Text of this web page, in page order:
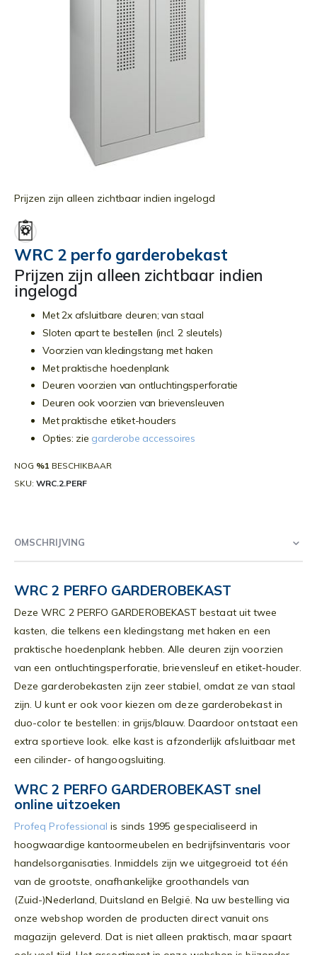
naar
begin
van
de
afbeeldingen-
gallerij
WRC 2 perfo garderobekast
Prijzen zijn alleen zichtbaar indien
ingelogd
Met 2x afsluitbare deuren; van staal
Sloten apart te bestellen (incl. 2 sleutels)
Voorzien van kledingstang met haken
Met praktische hoedenplank
Deuren voorzien van ontluchtingsperforatie
Deuren ook voorzien van brievensleuven
Met praktische etiket-houders
Opties: zie garderobe accessoires
NOG %1 BESCHIKBAAR
SKU WRC.2.PERF
Prijzen zijn alleen zichtbaar indien ingelogd
OMSCHRIJVING
WRC 2 PERFO GARDEROBEKAST
Deze WRC 2 PERFO GARDEROBEKAST bestaat uit twee
kasten, die telkens een kledingstang met haken en een
praktische hoedenplank hebben. Alle deuren zijn voorzien
van een ontluchtingsperforatie, brievensleuf en etiket-houder.
Deze garderobekasten zijn zeer stabiel, omdat ze van staal
zijn. U kunt er ook voor kiezen om deze garderobekast in
duo-color te bestellen: in grijs/blauw. Daardoor ontstaat een
extra sportieve look. elke kast is afzonderlijk afsluitbaar met
een cilinder- of hangoogsluiting.
WRC 2 PERFO GARDEROBEKAST snel
online uitzoeken
Profeq Professional is sinds 1995 gespecialiseerd in
hoogwaardige kantoormeubelen en bedrijfsinventaris voor
handelsorganisaties. Inmiddels zijn we uitgegroeid tot één
van de grootste, onafhankelijke groothandels van
(Zuid-)Nederland, Duitsland en België. Na uw bestelling via
onze webshop worden de producten direct vanuit ons
magazijn geleverd. Dat is niet alleen praktisch, maar spaart